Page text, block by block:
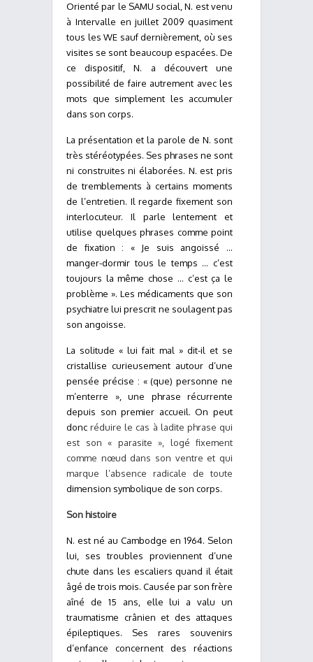
Orienté par le SAMU social, N. est venu
à Intervalle en juillet 2009 quasiment
tous les WE sauf dernièrement, où ses
visites se sont beaucoup espacées. De
ce dispositif, N. a découvert une
possibilité de faire autrement avec les
mots que simplement les accumuler
dans son corps.
La présentation et la parole de N. sont
très stéréotypées. Ses phrases ne sont
ni construites ni élaborées. N. est pris
de tremblements à certains moments
de l’entretien. Il regarde fixement son
interlocuteur. Il parle lentement et
utilise quelques phrases comme point
de fixation : « Je suis angoissé …
manger-dormir tous le temps … c’est
toujours la même chose … c’est ça le
problème ». Les médicaments que son
psychiatre lui prescrit ne soulagent pas
son angoisse.
La solitude « lui fait mal » dit-il et se
cristallise curieusement autour d’une
pensée précise : « (que) personne ne
m’enterre », une phrase récurrente
depuis son premier accueil. On peut
donc réduire le cas à ladite phrase qui
est son « parasite », logé fixement
comme nœud dans son ventre et qui
marque l’absence radicale de toute
dimension symbolique de son corps.
Son histoire
N. est né au Cambodge en 1964. Selon
lui, ses troubles proviennent d’une
chute dans les escaliers quand il était
âgé de trois mois. Causée par son frère
aîné de 15 ans, elle lui a valu un
traumatisme crânien et des attaques
épileptiques. Ses rares souvenirs
d’enfance concernent des réactions